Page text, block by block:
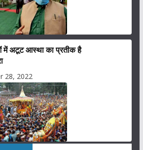
में अटूट आस्था का प्रतीक है
28, 2022